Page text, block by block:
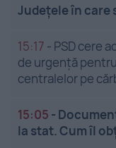
Județele în care
15:17 - PSD cere
de urgență
centralelor pe
15:05 -
la stat. Cum îl